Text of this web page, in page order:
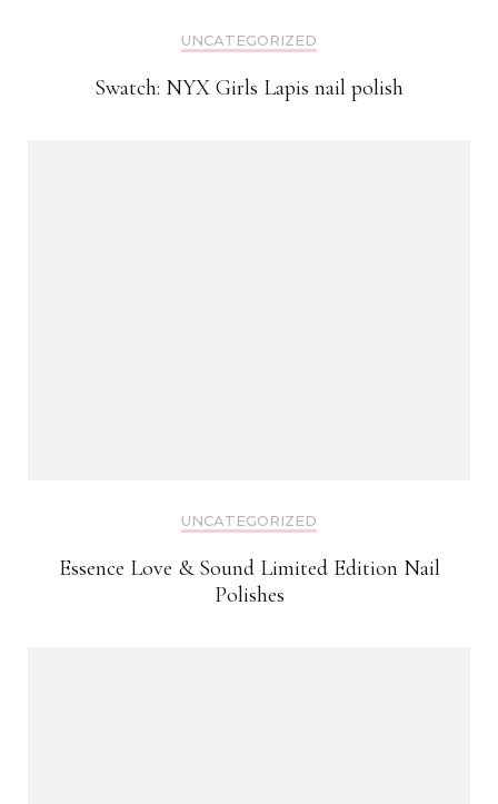
UNCATEGORIZED
Swatch: NYX Girls Lapis nail polish
UNCATEGORIZED
Essence Love & Sound Limited Edition Nail
Polishes